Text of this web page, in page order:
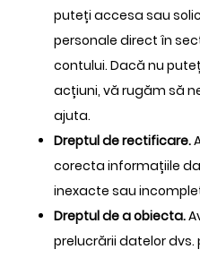
puteți accesa sau
personale direct în
contului. Dacă nu
acțiuni, vă rugăm să
ajuta.
Dreptul de rectificare.
corecta informațiile
inexacte sau
Dreptul de a obiecta.
prelucrării datelor dvs.